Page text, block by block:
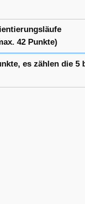
42 Punkte)
es zählen die 5